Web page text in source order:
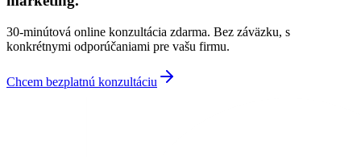
30-minútová online konzultácia zdarma. Bez záväzku, s
konkrétnymi odporúčaniami pre vašu firmu.
Chcem bezplatnú konzultáciu